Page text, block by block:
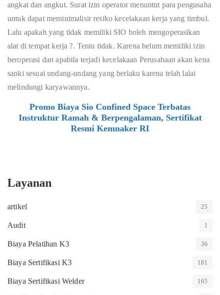
angkat dan angkut. Surat izin operator menuntut para pengusaha
untuk dapat meminimalisir resiko kecelakaan kerja yang timbul.
Lalu apakah yang tidak memiliki SIO boleh mengoperasikan
alat di tempat kerja ?. Tentu tidak. Karena belum memiliki izin
beroperasi dan apabila terjadi kecelakaan Perusahaan akan kena
sanki sesuai undang-undang yang berlaku karena telah lalai
melindungi karyawannya.
Promo Biaya Sio Confined Space Terbatas
Instruktur Ramah & Berpengalaman, Sertifikat
Resmi Kemnaker RI
Layanan
artikel 25
Audit 1
Biaya Pelatihan K3 36
Biaya Sertifikasi K3 181
Biaya Sertifikasi Welder 165